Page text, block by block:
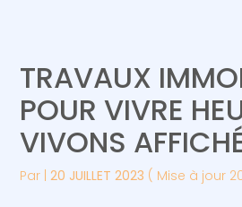
Gérer votre quotidien
Piloter votre entreprise
Développer votre entreprise
Suivre votre comptabilité
Gérer vos ressources humaines
TRAVAUX
POUR VIVRE
VIVONS
Par |20 JUILLET 2023 ( Mise à jour